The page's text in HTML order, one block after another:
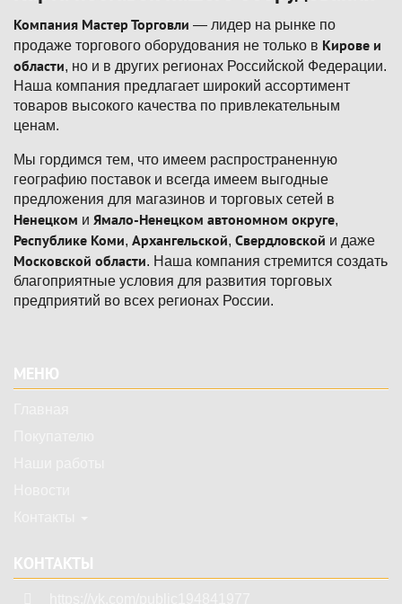
Компания Мастер Торговли — лидер на рынке по
продаже торгового оборудования не только в Кирове и
области, но и в других регионах Российской Федерации.
Наша компания предлагает широкий ассортимент
товаров высокого качества по привлекательным
ценам.
Мы гордимся тем, что имеем распространенную
географию поставок и всегда имеем выгодные
предложения для магазинов и торговых сетей в
Ненецком и Ямало-Ненецком автономном округе,
Республике Коми, Архангельской, Свердловской и даже
Московской области. Наша компания стремится создать
благоприятные условия для развития торговых
предприятий во всех регионах России.
МЕНЮ
КОНТАКТЫ